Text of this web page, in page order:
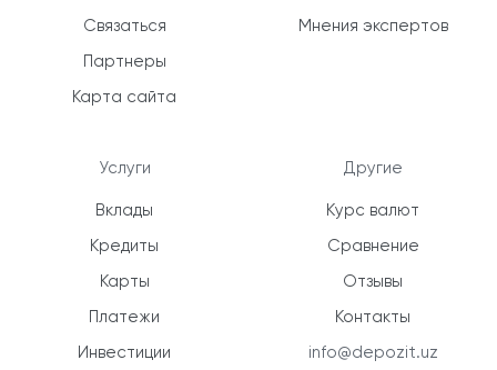
Связаться
Партнеры
Карта сайта
Услуги
Вклады
Кредиты
Карты
Платежи
Инвестиции
Мнения экспертов
Другие
Курс валют
Сравнение
Отзывы
Контакты
info@depozit.uz